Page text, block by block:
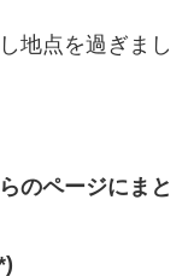
地点を過ぎまし
のページにまと